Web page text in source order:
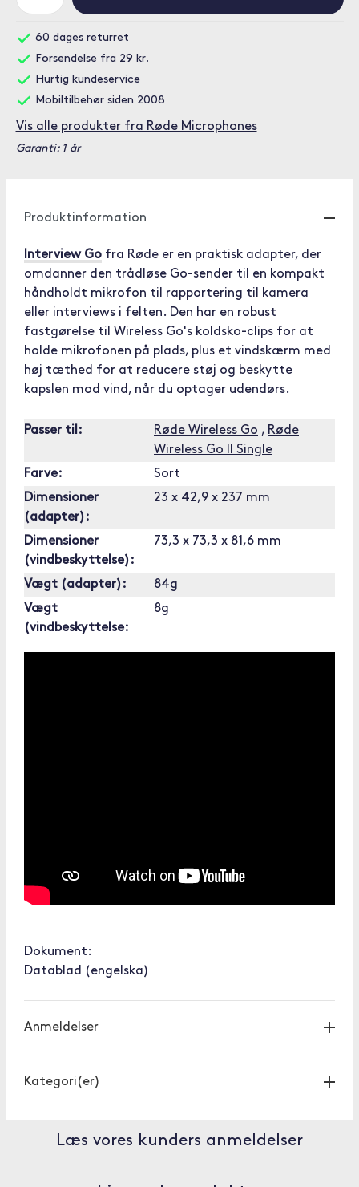
60 dages returret
Forsendelse fra 29 kr.
Hurtig kundeservice
Mobiltilbehør siden 2008
Vis alle produkter fra Røde Microphones
Garanti: 1 år
Produktinformation
Interview Go fra Røde er en praktisk adapter, der
omdanner den trådløse Go-sender til en kompakt
håndholdt mikrofon til rapportering til kamera
eller interviews i felten. Den har en robust
fastgørelse til Wireless Go's koldsko-clips for at
holde mikrofonen på plads, plus et vindskærm med
høj tæthed for at reducere støj og beskytte
kapslen mod vind, når du optager udendørs.
Passer til: Røde Wireless Go , Røde
Wireless Go II Single
Farve:
Sort
Dimensioner
(adapter):
23 x 42,9 x 237 mm
Dimensioner
(vindbeskyttelse):
73,3 x 73,3 x 81,6 mm
Vægt (adapter):
84g
Vægt
(vindbeskyttelse:
8g
Dokument:
Datablad (engelska)
Anmeldelser
Kategori(er)
Læs vores kunders anmeldelser